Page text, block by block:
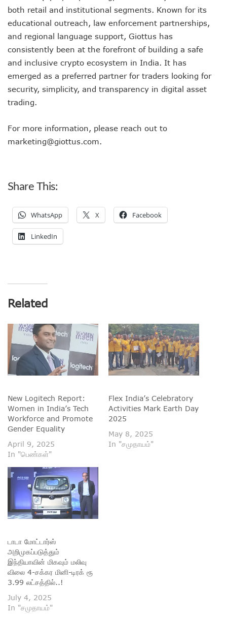
both retail and institutional segments. Known for its
educational outreach, law enforcement partnerships,
and regional language support, Giottus has
consistently been at the forefront of building a safe
and inclusive crypto ecosystem in India. It has
emerged as a preferred partner for traders looking for
security, simplicity, and transparency in digital asset
trading.
For more information, please reach out to
marketing@giottus.com.
Share This:
WhatsApp X Facebook
LinkedIn
Related
New Logitech Report:
Women in India’s Tech
Workforce and Promote
Gender Equality
April 9, 2025
In "பெண்கள்"
Flex India’s Celebratory
Activities Mark Earth Day
2025
May 8, 2025
In "சமுதாயம்"
டாடா மோட்டார்ஸ்
அறிமுகப்படுத்தும்
இந்தியாவின் மிகவும் மலிவு
விலை 4-சக்கர மினி-டிரக் ரூ
3.99 லட்சத்தில்..!
July 4, 2025
In "சமுதாயம்"